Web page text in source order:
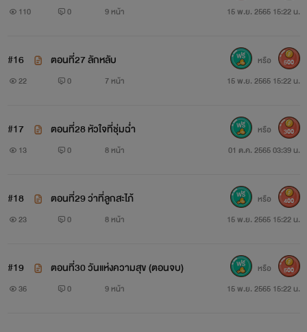
110 0 9 หน้า 15 พ.ย. 2565 15:22 น.
#16 ตอนที่27 ลักหลับ
22 0 7 หน้า 15 พ.ย. 2565 15:22 น.
หรือ 500
#17 ตอนที่28 หัวใจที่ชุ่มฉ่ำ
13 0 8 หน้า 01 ต.ค. 2565 03:39 น.
หรือ 300
#18 ตอนที่29 ว่าที่ลูกสะไภ้
23 0 8 หน้า 15 พ.ย. 2565 15:22 น.
หรือ 400
#19 ตอนที่30 วันแห่งความสุข (ตอนจบ)
36 0 9 หน้า 15 พ.ย. 2565 15:22 น.
หรือ 500